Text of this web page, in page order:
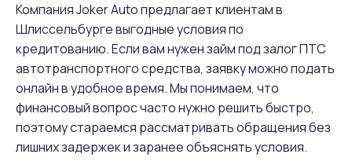
Компания Joker Auto предлагает клиентам в
Шлиссельбурге выгодные условия по
кредитованию. Если вам нужен займ под залог ПТС
автотранспортного средства, заявку можно подать
онлайн в удобное время. Мы понимаем, что
финансовый вопрос часто нужно решить быстро,
поэтому стараемся рассматривать обращения без
лишних задержек и заранее объяснять условия.